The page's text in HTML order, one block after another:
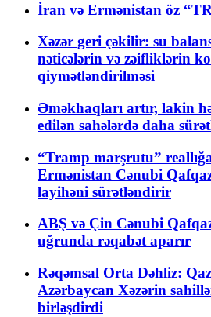
İran və Ermənistan öz
Xəzər geri çəkilir: su
nəticələrin və zəifliklərin
qiymətləndirilməsi
Əməkhaqları artır, lakin
edilən sahələrdə daha
“Tramp marşrutu”
Ermənistan Cənubi
layihəni sürətləndirir
ABŞ və Çin Cənubi
uğrunda rəqabət aparır
Rəqəmsal Orta Dəhliz:
Azərbaycan Xəzərin
birləşdirdi